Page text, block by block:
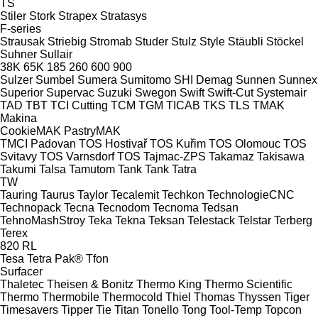
TS
Stiler Stork Strapex Stratasys
F-series
Strausak Striebig Stromab Studer Stulz Style Stäubli Stöckel
Suhner Sullair
38K 65K 185 260 600 900
Sulzer Sumbel Sumera Sumitomo SHI Demag Sunnen Sunnex
Superior Supervac Suzuki Swegon Swift Swift-Cut Systemair
TAD TBT TCI Cutting TCM TGM TICAB TKS TLS TMAK
Makina
CookieMAK PastryMAK
TMCI Padovan TOS Hostivař TOS Kuřim TOS Olomouc TOS
Svitavy TOS Varnsdorf TOS Tajmac-ZPS Takamaz Takisawa
Takumi Talsa Tamutom Tank Tank Tatra
TW
Tauring Taurus Taylor Tecalemit Techkon TechnologieCNC
Technopack Tecna Tecnodom Tecnoma Tedsan
TehnoMashStroy Teka Tekna Teksan Telestack Telstar Terberg
Terex
820 RL
Tesa Tetra Pak® Tfon
Surfacer
Thaletec Theisen & Bonitz Thermo King Thermo Scientific
Thermo Thermobile Thermocold Thiel Thomas Thyssen Tiger
Timesavers Tipper Tie Titan Tonello Tong Tool-Temp Topcon